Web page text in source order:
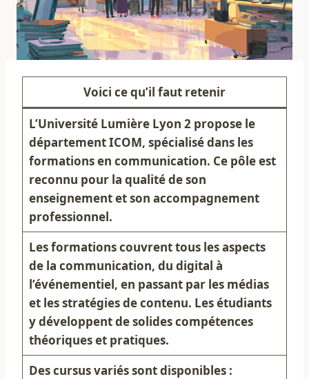
Voici ce qu’il faut retenir
L’Université Lumière Lyon 2 propose le
département ICOM, spécialisé dans les
formations en communication. Ce pôle est
reconnu pour la qualité de son
enseignement et son accompagnement
professionnel.
Les formations couvrent tous les aspects
de la communication, du digital à
l’événementiel, en passant par les médias
et les stratégies de contenu. Les étudiants
y développent de solides compétences
théoriques et pratiques.
Des cursus variés sont disponibles :